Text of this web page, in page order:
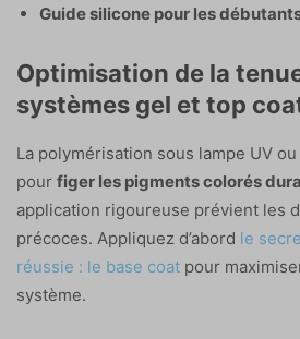
Guide silicone pour les
Optimisation de la
systèmes gel et top
La polymérisation sous lampe UV
pour figer les pigments colorés
application rigoureuse prévient les
précoces. Appliquez d’abord le
réussie : le base coat pour
système.